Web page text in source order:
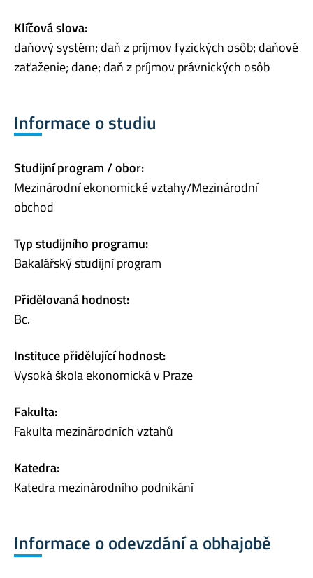
Klíčová slova:
daňový systém; daň z príjmov fyzických osôb; daňové
zaťaženie; dane; daň z príjmov právnických osôb
Informace o studiu
Studijní program / obor:
Mezinárodní ekonomické vztahy/Mezinárodní
obchod
Typ studijního programu:
Bakalářský studijní program
Přidělovaná hodnost:
Bc.
Instituce přidělující hodnost:
Vysoká škola ekonomická v Praze
Fakulta:
Fakulta mezinárodních vztahů
Katedra:
Katedra mezinárodního podnikání
Informace o odevzdání a obhajobě